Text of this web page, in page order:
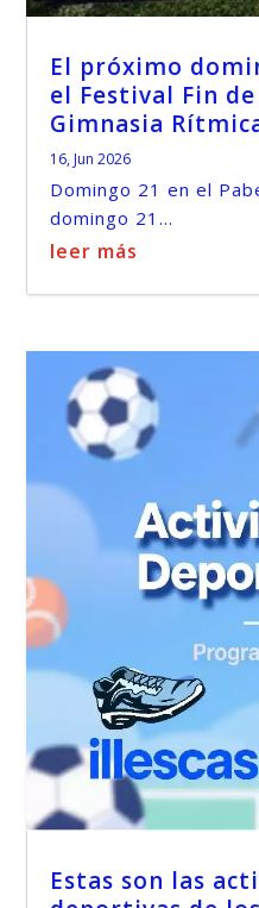
El próximo
el Festival Fin
Gimnasia
16, Jun 2026
Domingo 21 en el
domingo 21...
leer más
Estas son las